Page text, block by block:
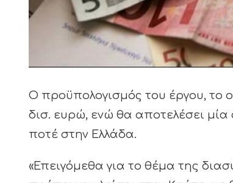
Ο προϋπολογισμός του έργου, το
δισ. ευρώ, ενώ θα αποτελέσει
ποτέ στην Ελλάδα.
«Επειγόμεθα για το θέμα της